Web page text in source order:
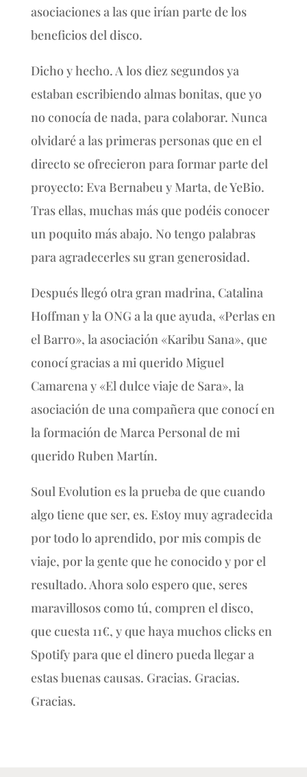
asociaciones a las que irían parte de los
beneficios del disco.
Dicho y hecho. A los diez segundos ya
estaban escribiendo almas bonitas, que yo
no conocía de nada, para colaborar. Nunca
olvidaré a las primeras personas que en el
directo se ofrecieron para formar parte del
proyecto: Eva Bernabeu y Marta, de YeBio.
Tras ellas, muchas más que podéis conocer
un poquito más abajo. No tengo palabras
para agradecerles su gran generosidad.
Después llegó otra gran madrina, Catalina
Hoffman y la ONG a la que ayuda, «Perlas en
el Barro», la asociación «Karibu Sana», que
conocí gracias a mi querido Miguel
Camarena y «El dulce viaje de Sara», la
asociación de una compañera que conocí en
la formación de Marca Personal de mi
querido Ruben Martín.
Soul Evolution es la prueba de que cuando
algo tiene que ser, es. Estoy muy agradecida
por todo lo aprendido, por mis compis de
viaje, por la gente que he conocido y por el
resultado. Ahora solo espero que, seres
maravillosos como tú, compren el disco,
que cuesta 11€, y que haya muchos clicks en
Spotify para que el dinero pueda llegar a
estas buenas causas. Gracias. Gracias.
Gracias.